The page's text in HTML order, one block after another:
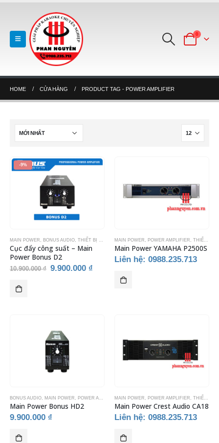
0
HOME CỬA HÀNG PRODUCT TAG - POWER AMPLIFIER
-9%
MAIN POWER BONUS AUDIO THIẾT BỊ KARAOKE
Cục đẩy công suất – Main
Power Bonus D2
10.900.000₫ Giá
9.900.000 ₫Giá
MAIN POWER POWER AMPLIFIER THIẾT BỊ ÂM THANH
Main Power YAMAHA P2500S
Liên hệ: 0988.235.713
BONUS AUDIO MAIN POWER POWER AMPLIFIER , THIẾT BỊ ÂM THANH, THIẾT BỊ KARAOKE
Main Power Bonus HD2
9.900.000 ₫
MAIN POWER POWER AMPLIFIER THIẾT BỊ ÂM THANH
Main Power Crest Audio CA18
Liên hệ: 0988.235.713